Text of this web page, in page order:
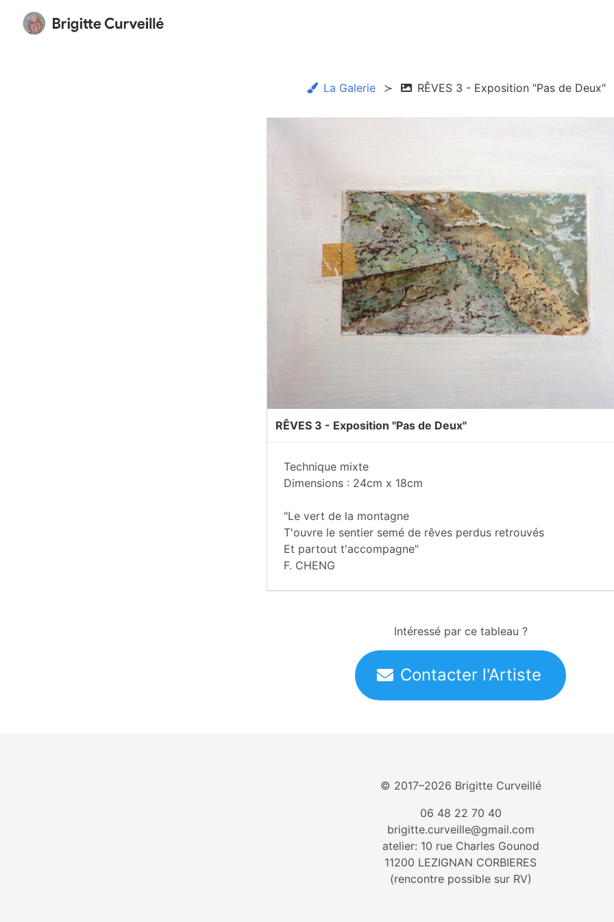
La Galerie RÊVES 3 - Exposition "Pas de Deux"
RÊVES 3 - Exposition "Pas de Deux"
Technique mixte
Dimensions : 24cm x 18cm
"Le vert de la montagne
T'ouvre le sentier semé de rêves perdus retrouvés
Et partout t'accompagne"
F. CHENG
Intéressé par ce tableau ?
Contacter l'Artiste
© 2017–2026 Brigitte Curveillé
06 48 22 70 40
brigitte.curveille@gmail.com
atelier: 10 rue Charles Gounod
11200 LEZIGNAN CORBIERES
(rencontre possible sur RV)